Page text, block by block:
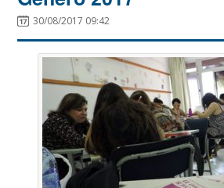
30/08/2017 09:42